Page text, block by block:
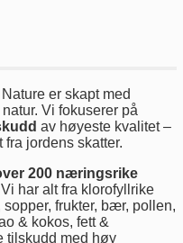
er skapt med
Vi fokuserer på
av høyeste kvalitet –
fra jordens skatter.
200 næringsrike
har alt fra klorofyllrike
sopper, frukter, bær, pollen,
& kokos, fett &
tilskudd med høy